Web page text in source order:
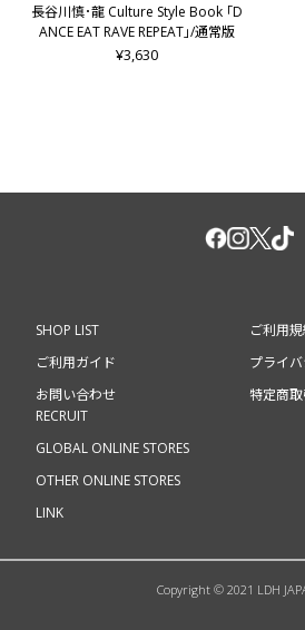
長谷川慎･龍 Culture Style Book ｢D
ANCE EAT RAVE REPEAT｣/通常版
¥3,630
SHOP LIST
ご利用ガイド
お問い合わせ
ご利用
プライ
特定商
RECRUIT
GLOBAL ONLINE STORES
OTHER ONLINE STORES
LINK
Copyright © 2021 LDH